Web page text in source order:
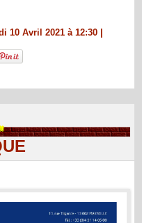
10 Avril 2021 à 12:30 |